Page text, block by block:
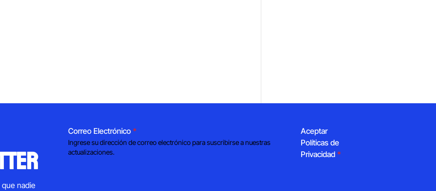
nadie
Correo Electrónico *
Ingrese su dirección de correo electrónico para suscribirse a nuestras
actualizaciones.
Aceptar
Políticas de
Privacidad *